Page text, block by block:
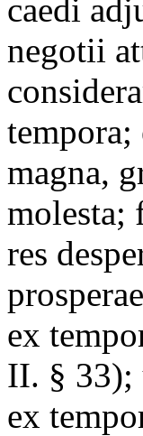
caedi
negotii
magna,
molesta;
res
ex
II. § 33);
ex